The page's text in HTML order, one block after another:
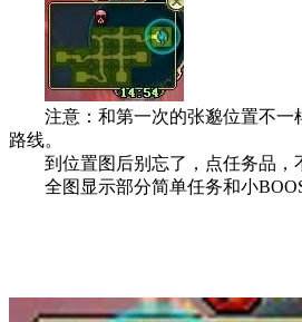
注意：和第一次的张邈位置不一
路线。
到位置图后别忘了，点任务品，
全图显示部分简单任务和小